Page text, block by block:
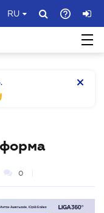
RU
0